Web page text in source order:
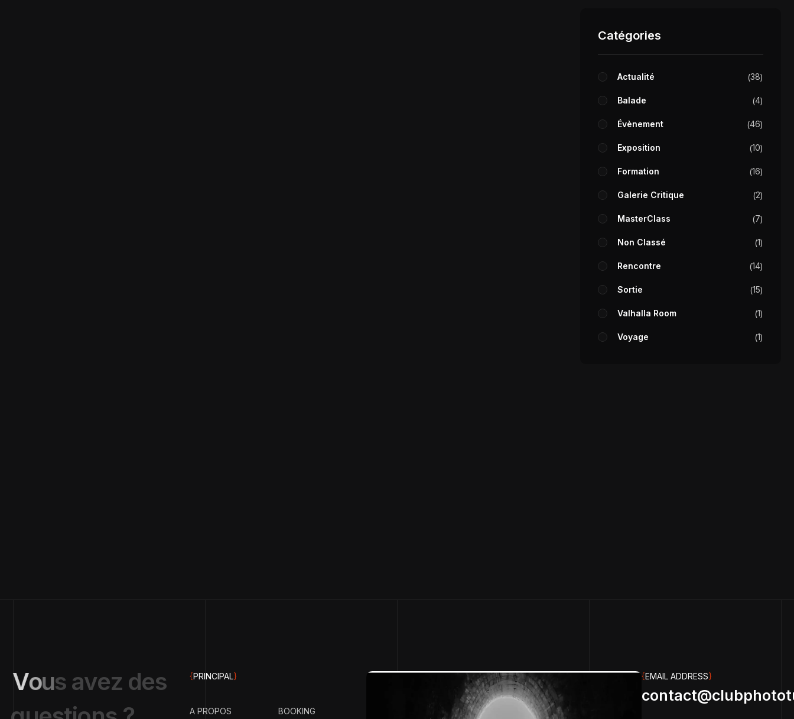
Catégories
Actualité 38
Balade 4
Évènement 46
Exposition 10
Formation 16
Galerie Critique 2
MasterClass 7
Non Classé 1
Rencontre 14
Sortie 15
Valhalla Room 1
Voyage 1
Vous avez des
{PRINCIPAL}
A PROPOS BOOKING
{EMAIL ADDRESS}